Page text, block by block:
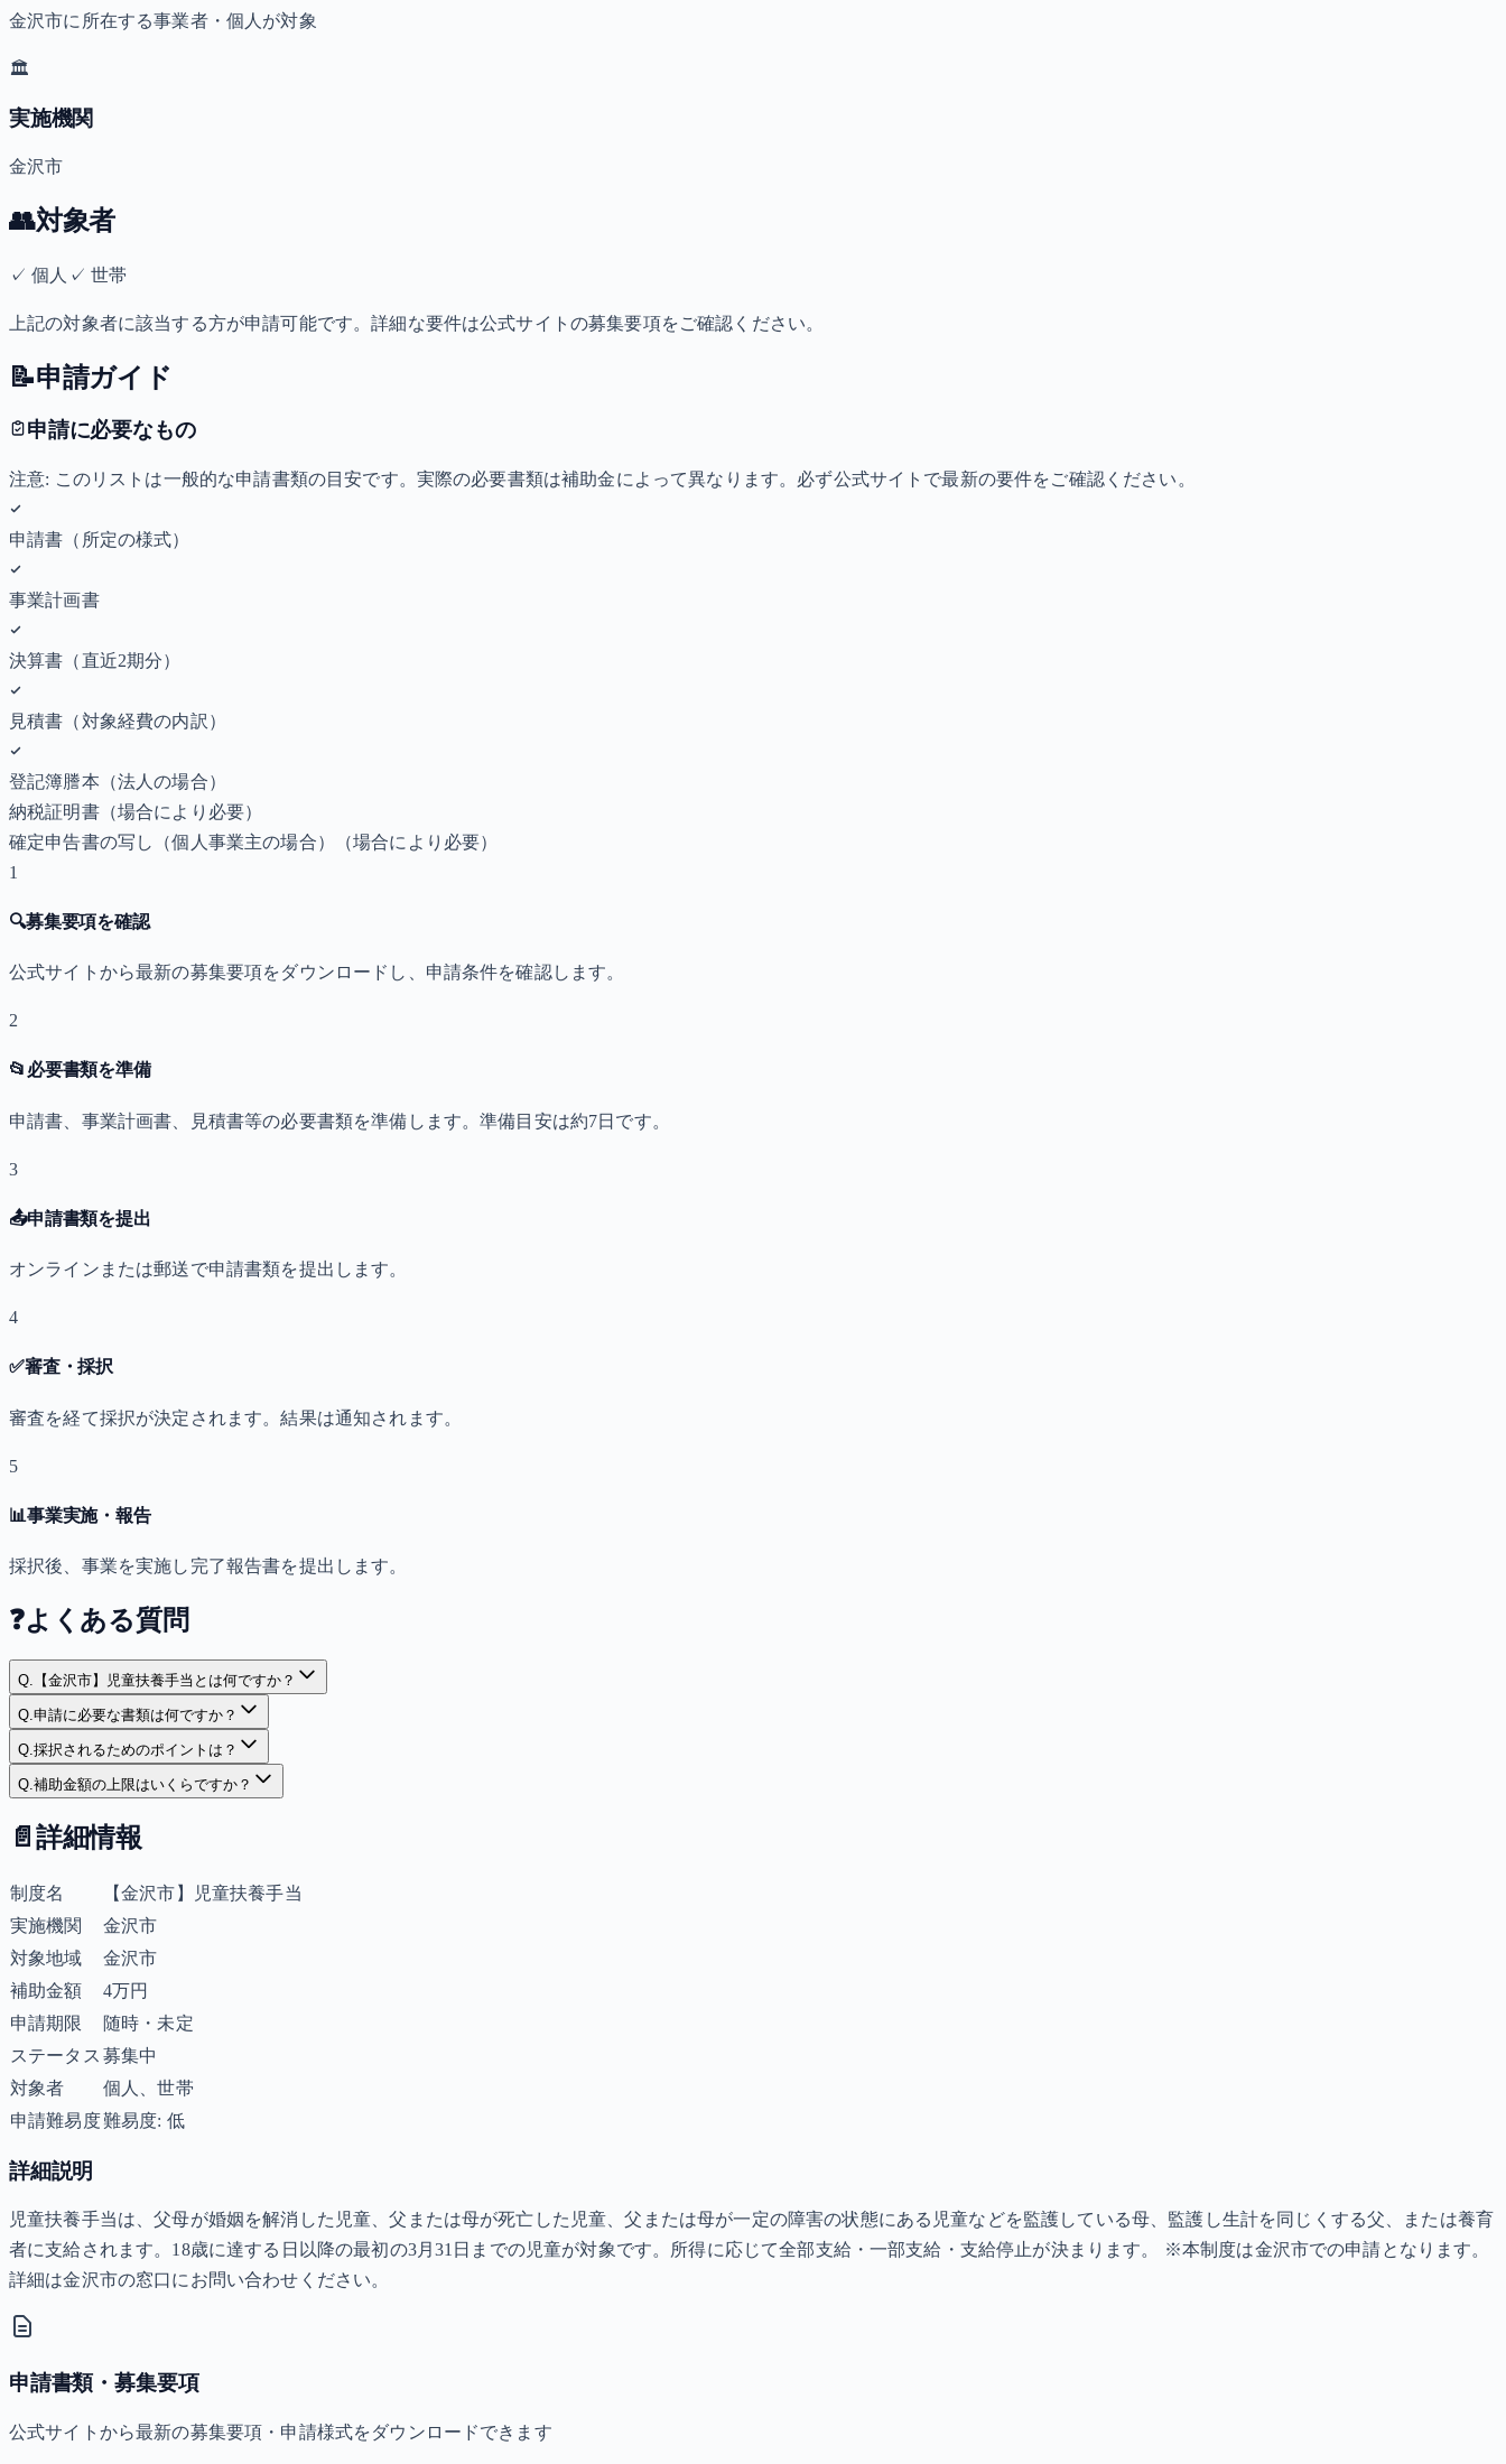
金沢市に所在する事業者・個人が対象
🏛️
実施機関
金沢市
👥対象者
✓個人 ✓ 世帯
上記の対象者に該当する方が申請可能です。詳細な要件は公式サイトの募集要項をご確認ください。
📝申請ガイド
申請に必要なもの
注意: このリストは一般的な申請書類の目安です。実際の必要書類は補助金によって異なります。必ず公式サイトで最新の要件をご確認ください。
申請書（所定の様式）
事業計画書
決算書（直近2期分）
見積書（対象経費の内訳）
登記簿謄本（法人の場合）
納税証明書（場合により必要）
確定申告書の写し（個人事業主の場合）
（場合により必要）
1
🔍募集要項を確認
公式サイトから最新の募集要項をダウンロードし、申請条件を確認します。
2
📂 必要書類を準備
申請書、事業計画書、見積書等の必要書類を準備します。準備目安は約7日です。
3
📤申請書類を提出
オンラインまたは郵送で申請書類を提出します。
4
✅審査・採択
審査を経て採択が決定されます。結果は通知されます。
5
📊事業実施・報告
採択後、事業を実施し完了報告書を提出します。
❓よくある質問
Q. 【金沢市】児童扶養手当とは何ですか？
Q.申請に必要な書類は何ですか？
Q.採択されるためのポイントは？
Q.補助金額の上限はいくらですか？
📄 詳細情報
制度名
【金沢市】児童扶養手当
実施機関
金沢市
対象地域
金沢市
補助金額
4万円
申請期限
随時・未定
ステータス 募集中
対象者
個人、世帯
申請難易度難易度: 低
詳細説明
児童扶養手当は、父母が婚姻を解消した児童、父または母が死亡した児童、父または母が一定の障害の状態にある児童などを監護している母、監護し生計を同じくする父、または養育
者に支給されます。18歳に達する日以降の最初の3月31日までの児童が対象です。所得に応じて全部支給・一部支給・支給停止が決まります。 ※本制度は金沢市での申請となります。
詳細は金沢市の窓口にお問い合わせください。
申請書類・募集要項
公式サイトから最新の募集要項・申請様式をダウンロードできます